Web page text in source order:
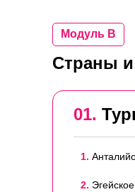
Модуль B
Страны
01.
2.
1.